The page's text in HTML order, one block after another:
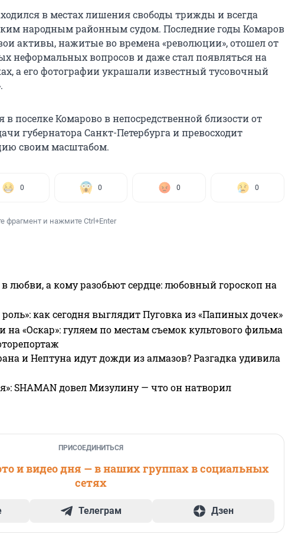
в местах лишения свободы трижды и всегда
народным районным судом. Последние годы Комаров
активы, нажитые во времена «революции», отошел от
неформальных вопросов и даже стал появляться на
а его фотографии украшали известный тусовочный
в поселке Комарово в непосредственной близости от
губернатора Санкт-Петербурга и превосходит
своим масштабом.
0 0 0 0
фрагмент и нажмите Ctrl+Enter
любви, а кому разобьют сердце: любовный гороскоп на
как сегодня выглядит Пуговка из «Папиных дочек»
на «Оскар»: гуляем по местам съемок культового фильма
и Нептуна идут дожди из алмазов? Разгадка удивила
SHAMAN довел Мизулину — что он натворил
ПРИСОЕДИНИТЬСЯ
и видео дня — в наших группах в социальных
сетях
Телеграм Дзен